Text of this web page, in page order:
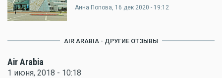
Анна Попова, 16 дек 2020 - 19:12
AIR ARABIA - ДРУГИЕ ОТЗЫВЫ
Air Arabia
1 июня, 2018 - 10:18